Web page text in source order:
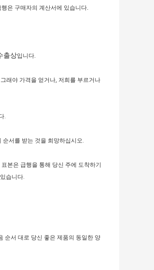
은 구매자의 계산서에 있습니다.
출상입니다.
래야 가격을 얻거나, 저희를 부르거나
.
서를 받는 것을 희망하십시오.
본은 급행을 통해 당신 주에 도착하기
습니다.
순서 대로 당신 좋은 제품의 동일한 양